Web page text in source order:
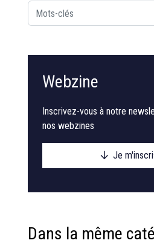
Webzine
Inscrivez-vous à notre
nos webzines
Je
Dans la même